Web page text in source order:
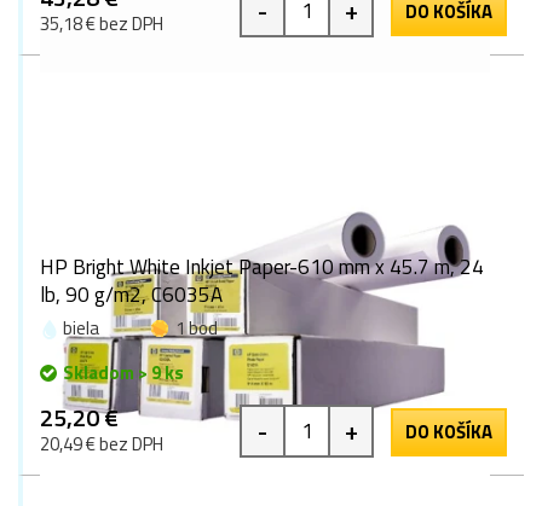
35,18 € bez DPH - + DO KOŠÍKA
HP Bright White Inkjet Paper-610 mm x 45.7 m, 24
lb, 90 g/m2, C6035A
biela
1 bod
Skladom > 9 ks
25,20 €
20,49 € bez DPH - + DO KOŠÍKA